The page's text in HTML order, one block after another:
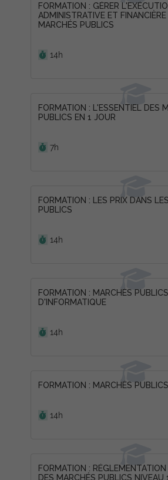
FORMATION : GÉRER
ADMINISTRATIVE ET
MARCHÉS PUBLICS
14h
FORMATION : L'ESSENTIEL DES
PUBLICS EN 1 JOUR
7h
FORMATION : LES PRIX DANS
PUBLICS
14h
FORMATION : MARCHÉS PUBLICS
D'INFORMATIQUE
14h
FORMATION : MARCHÉS
14h
FORMATION :
DES MARCHÉS PUBLICS NIVEAU 1